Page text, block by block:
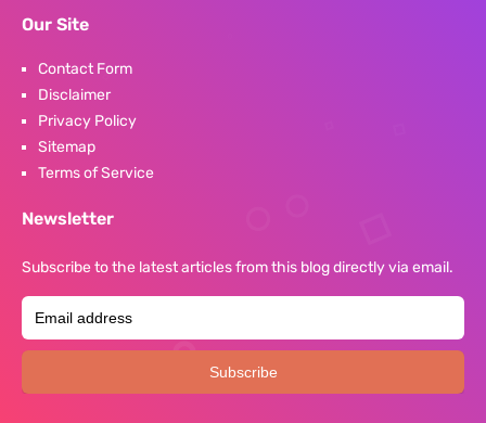
Our Site
Contact Form
Disclaimer
Privacy Policy
Sitemap
Terms of Service
Newsletter
Subscribe to the latest articles from this blog directly via email.